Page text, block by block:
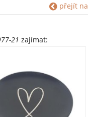
přejít na
21 zajímat: